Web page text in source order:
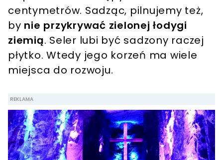
centymetrów. Sadząc, pilnujemy też,
by nie przykrywać zielonej łodygi
ziemią. Seler lubi być sadzony raczej
płytko. Wtedy jego korzeń ma wiele
miejsca do rozwoju.